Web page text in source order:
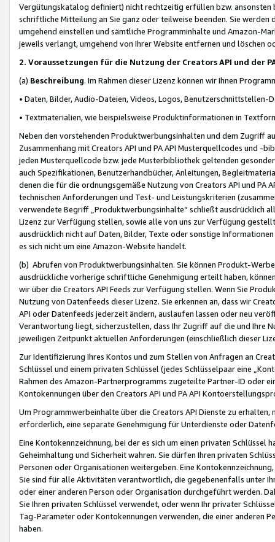
Vergütungskatalog definiert) nicht rechtzeitig erfüllen bzw. ansonsten
schriftliche Mitteilung an Sie ganz oder teilweise beenden. Sie werden
umgehend einstellen und sämtliche Programminhalte und Amazon-
jeweils verlangt, umgehend von Ihrer Website entfernen und löschen
2. Voraussetzungen für die Nutzung der Creators API und der
(a) Beschreibung. Im Rahmen dieser Lizenz können wir Ihnen
• Daten, Bilder, Audio-Dateien, Videos, Logos, Benutzerschnittstellen-
• Textmaterialien, wie beispielsweise Produktinformationen in
Neben den vorstehenden Produktwerbungsinhalten und dem Zugriff
Zusammenhang mit Creators API und PA API Musterquellcodes und
jeden Musterquellcode bzw. jede Musterbibliothek geltenden
auch Spezifikationen, Benutzerhandbücher, Anleitungen,
denen die für die ordnungsgemäße Nutzung von Creators API und PA
technischen Anforderungen und Test- und Leistungskriterien
verwendete Begriff „Produktwerbungsinhalte“ schließt ausdrücklich
Lizenz zur Verfügung stellen, sowie alle von uns zur Verfügung
ausdrücklich nicht auf Daten, Bilder, Texte oder sonstige
es sich nicht um eine Amazon-Website handelt.
(b) Abrufen von Produktwerbungsinhalten. Sie können Produkt-
ausdrückliche vorherige schriftliche Genehmigung erteilt haben,
wir über die Creators API Feeds zur Verfügung stellen. Wenn Sie
Nutzung von Datenfeeds dieser Lizenz. Sie erkennen an, dass wir
API oder Datenfeeds jederzeit ändern, auslaufen lassen oder neu
Verantwortung liegt, sicherzustellen, dass Ihr Zugriff auf die und Ihre
jeweiligen Zeitpunkt aktuellen Anforderungen (einschließlich dieser
Zur Identifizierung Ihres Kontos und zum Stellen von Anfragen an
Schlüssel und einem privaten Schlüssel (jedes Schlüsselpaar eine
Rahmen des Amazon-Partnerprogramms zugeteilte Partner-ID oder
Kontokennungen über den Creators API und PA API
Um Programmwerbeinhalte über die Creators API Dienste zu
erforderlich, eine separate Genehmigung für Unterdienste oder
Eine Kontokennzeichnung, bei der es sich um einen privaten
Geheimhaltung und Sicherheit wahren. Sie dürfen Ihren privaten
Personen oder Organisationen weitergeben. Eine
Sie sind für alle Aktivitäten verantwortlich, die gegebenenfalls unter
oder einer anderen Person oder Organisation durchgeführt werden.
Sie Ihren privaten Schlüssel verwendet, oder wenn Ihr privater
Tag-Parameter oder Kontokennungen verwenden, die einer anderen
haben.